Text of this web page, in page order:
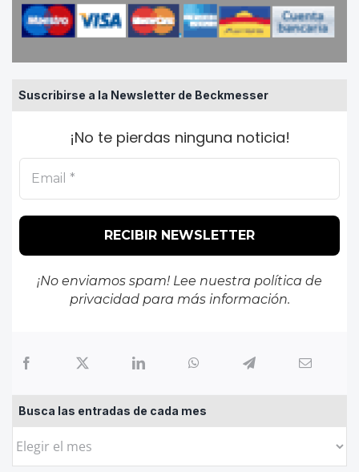
Suscribirse a la Newsletter de Beckmesser
¡No te pierdas ninguna noticia!
¡No enviamos spam! Lee nuestra política de
privacidadpara más información.
Busca las entradas de cada mes
Busca